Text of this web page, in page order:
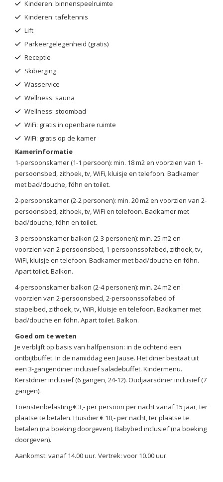
Kinderen: binnenspeelruimte
Kinderen: tafeltennis
Lift
Parkeergelegenheid (gratis)
Receptie
Skiberging
Wasservice
Wellness: sauna
Wellness: stoombad
WiFi: gratis in openbare ruimte
WiFi: gratis op de kamer
Kamerinformatie
1-persoonskamer (1-1 persoon): min. 18 m2 en voorzien van 1-
persoonsbed, zithoek, tv, WiFi, kluisje en telefoon. Badkamer
met bad/douche, föhn en toilet.
2-persoonskamer (2-2 personen): min. 20 m2 en voorzien van 2-
persoonsbed, zithoek, tv, WiFi en telefoon. Badkamer met
bad/douche, föhn en toilet.
3-persoonskamer balkon (2-3 personen): min. 25 m2 en
voorzien van 2-persoonsbed, 1-persoonssofabed, zithoek, tv,
WiFi, kluisje en telefoon. Badkamer met bad/douche en föhn.
Apart toilet. Balkon.
4-persoonskamer balkon (2-4 personen): min. 24 m2 en
voorzien van 2-persoonsbed, 2-persoonssofabed of
stapelbed, zithoek, tv, WiFi, kluisje en telefoon. Badkamer met
bad/douche en föhn. Apart toilet. Balkon.
Goed om te weten
Je verblijft op basis van halfpension: in de ochtend een
ontbijtbuffet. In de namiddag een Jause. Het diner bestaat uit
een 3-gangendiner inclusief saladebuffet. Kindermenu.
Kerstdiner inclusief (6 gangen, 24-12). Oudjaarsdiner inclusief (7
gangen).
Toeristenbelasting € 3,- per persoon per nacht vanaf 15 jaar, ter
plaatse te betalen. Huisdier € 10,- per nacht, ter plaatse te
betalen (na boeking doorgeven). Babybed inclusief (na boeking
doorgeven).
Aankomst: vanaf 14.00 uur. Vertrek: voor 10.00 uur.